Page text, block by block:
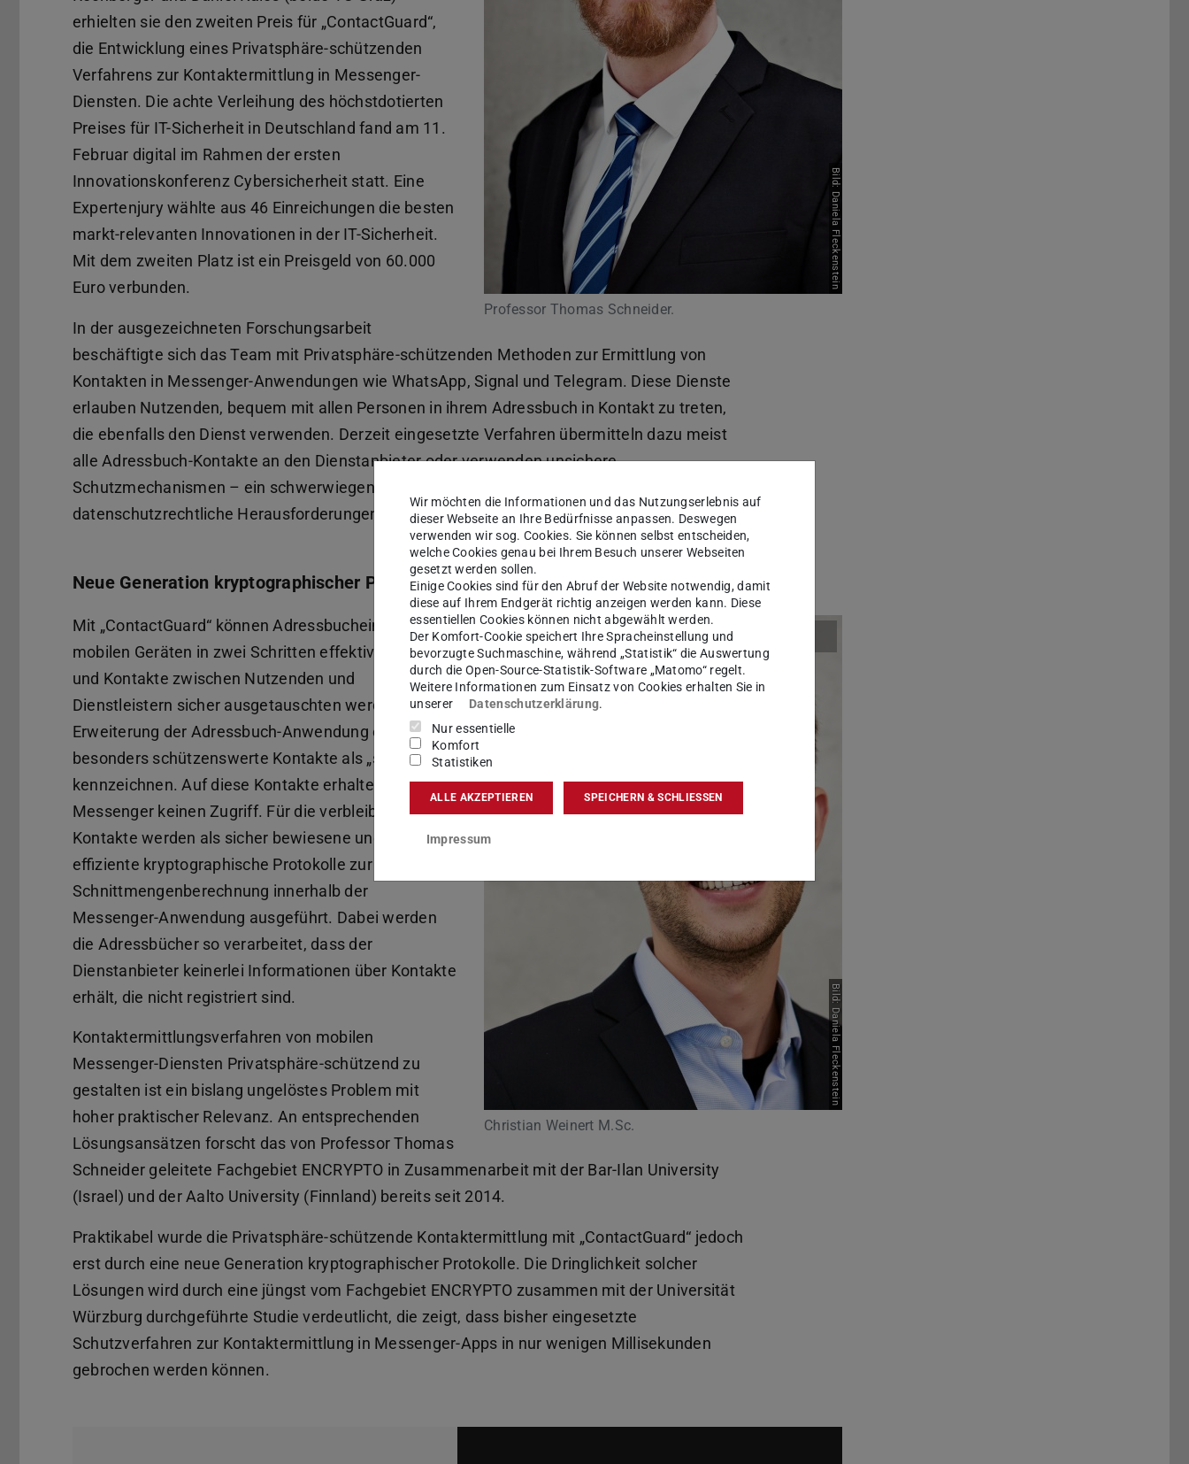
Bild: Daniela Fleckenstein
Professor Thomas Schneider.
erhielten sie den zweiten Preis für „ContactGuard“,
die Entwicklung eines Privatsphäre-schützenden
Verfahrens zur Kontaktermittlung in Messenger-
Diensten. Die achte Verleihung des höchstdotierten
Preises für IT-Sicherheit in Deutschland fand am 11.
Februar digital im Rahmen der ersten
Innovationskonferenz Cybersicherheit statt. Eine
Expertenjury wählte aus 46 Einreichungen die besten
markt-relevanten Innovationen in der IT-Sicherheit.
Mit dem zweiten Platz ist ein Preisgeld von 60.000
Euro verbunden.
In der ausgezeichneten Forschungsarbeit
beschäftigte sich das Team mit Privatsphäre-schützenden Methoden zur Ermittlung von
Kontakten in Messenger-Anwendungen wie WhatsApp, Signal und Telegram. Diese Dienste
erlauben Nutzenden, bequem mit allen Personen in ihrem Adressbuch in Kontakt zu treten,
die ebenfalls den Dienst verwenden. Derzeit eingesetzte Verfahren übermitteln dazu meist
alle Adressbuch-Kontakte an den Dienstanbieter oder verwenden unsichere
Schutzmechanismen – ein schwerwiegender Eingriff in die Privatsphäre, der auch
datenschutzrechtliche Herausforderungen im Unternehmenseinsatz zur Folge hat.
Neue Generation kryptographischer Protokolle
Bild: Daniela Fleckenstein
Christian Weinert M.Sc.
Mit „ContactGuard“ können Adressbucheinträge auf
mobilen Geräten in zwei Schritten effektiv geschützt
und Kontakte zwischen Nutzenden und
Dienstleistern sicher ausgetauschten werden: Eine
Erweiterung der Adressbuch-Anwendung ermöglicht,
besonders schützenswerte Kontakte als „sensitiv“ zu
kennzeichnen. Auf diese Kontakte erhalten
Messenger keinen Zugriff. Für die verbleibenden
Kontakte werden als sicher bewiesene und sehr
effiziente kryptographische Protokolle zur privaten
Schnittmengenberechnung innerhalb der
Messenger-Anwendung ausgeführt. Dabei werden
die Adressbücher so verarbeitet, dass der
Dienstanbieter keinerlei Informationen über Kontakte
erhält, die nicht registriert sind.
Kontaktermittlungsverfahren von mobilen
Messenger-Diensten Privatsphäre-schützend zu
gestalten ist ein bislang ungelöstes Problem mit
hoher praktischer Relevanz. An entsprechenden
Lösungsansätzen forscht das von Professor Thomas
Schneider geleitete Fachgebiet ENCRYPTO in Zusammenarbeit mit der Bar-Ilan University
(Israel) und der Aalto University (Finnland) bereits seit 2014.
Praktikabel wurde die Privatsphäre-schützende Kontaktermittlung mit „ContactGuard“ jedoch
erst durch eine neue Generation kryptographischer Protokolle. Die Dringlichkeit solcher
Lösungen wird durch eine jüngst vom Fachgebiet ENCRYPTO zusammen mit der Universität
Würzburg durchgeführte Studie verdeutlicht, die zeigt, dass bisher eingesetzte
Schutzverfahren zur Kontaktermittlung in Messenger-Apps in nur wenigen Millisekunden
gebrochen werden können.
Wir möchten die Informationen und das Nutzungserlebnis auf
dieser Webseite an Ihre Bedürfnisse anpassen. Deswegen
verwenden wir sog. Cookies. Sie können selbst entscheiden,
welche Cookies genau bei Ihrem Besuch unserer Webseiten
gesetzt werden sollen.
Einige Cookies sind für den Abruf der Website notwendig, damit
diese auf Ihrem Endgerät richtig anzeigen werden kann. Diese
essentiellen Cookies können nicht abgewählt werden.
Der Komfort-Cookie speichert Ihre Spracheinstellung und
bevorzugte Suchmaschine, während „Statistik“ die Auswertung
durch die Open-Source-Statistik-Software „Matomo“ regelt.
Weitere Informationen zum Einsatz von Cookies erhalten Sie in
unserer
Datenschutzerklärung.
Nur essentielle
Komfort
Statistiken
ALLE AKZEPTIEREN SPEICHERN & SCHLIESSEN
Impressum